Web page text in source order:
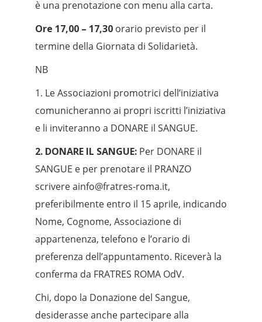
è una prenotazione con menu alla carta.
Ore 17,00 – 17,30 orario previsto per il
termine della Giornata di Solidarietà.
NB
1. Le Associazioni promotrici dell’iniziativa
comunicheranno ai propri iscritti l’iniziativa
e li inviteranno a DONARE il SANGUE.
2. DONARE IL SANGUE: Per DONARE il
SANGUE e per prenotare il PRANZO
scrivere ainfo@fratres-roma.it,
preferibilmente entro il 15 aprile, indicando
Nome, Cognome, Associazione di
appartenenza, telefono e l’orario di
preferenza dell’appuntamento. Riceverà la
conferma da FRATRES ROMA OdV.
Chi, dopo la Donazione del Sangue,
desiderasse anche partecipare alla